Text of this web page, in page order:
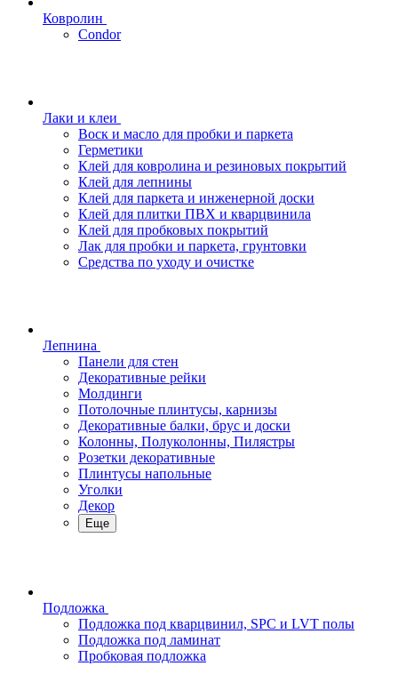
Ковролин
Condor
Лаки и клеи
Воск и масло для пробки и паркета
Герметики
Клей для ковролина и резиновых покрытий
Клей для лепнины
Клей для паркета и инженерной доски
Клей для плитки ПВХ и кварцвинила
Клей для пробковых покрытий
Лак для пробки и паркета, грунтовки
Средства по уходу и очистке
Лепнина
Панели для стен
Декоративные рейки
Молдинги
Потолочные плинтусы, карнизы
Декоративные балки, брус и доски
Колонны, Полуколонны, Пилястры
Розетки декоративные
Плинтусы напольные
Уголки
Декор
Еще
Подложка
Подложка под кварцвинил, SPC и LVT полы
Подложка под ламинат
Пробковая подложка